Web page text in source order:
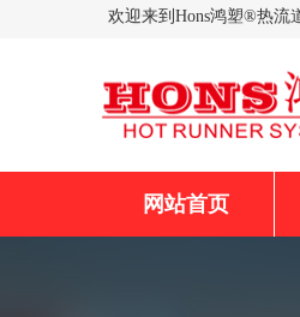
欢迎来到Hons鸿塑®热流
网站首页